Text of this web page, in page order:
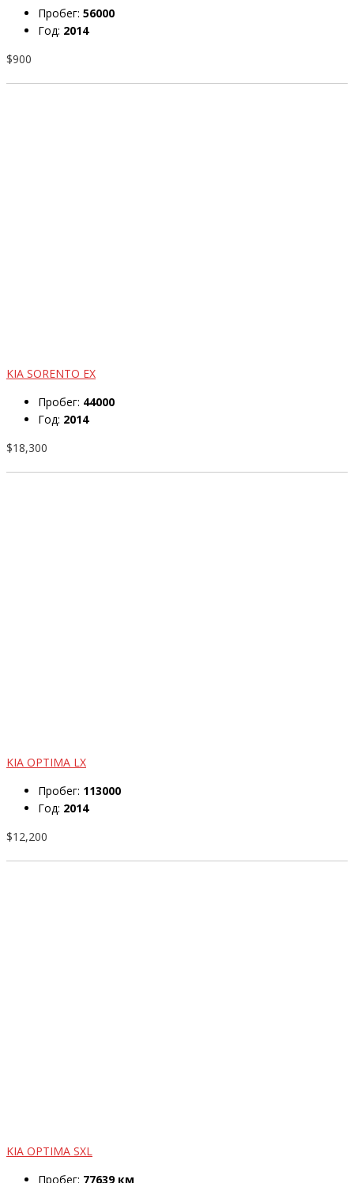
Пробег: 56000
Год: 2014
$900
KIA SORENTO EX
Пробег: 44000
Год: 2014
$18,300
KIA OPTIMA LX
Пробег: 113000
Год: 2014
$12,200
KIA OPTIMA SXL
Пробег: 77639 км